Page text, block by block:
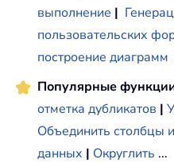
выполнение |
пользовательских
построение диаграмм
Популярные
отметка дубликатов |
Объединить столбцы
данных | Округлить ...